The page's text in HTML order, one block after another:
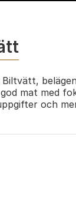
mat med
och